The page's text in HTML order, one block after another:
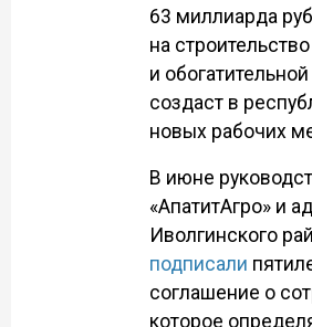
63 миллиарда
на
и
создаст в
новых рабочих
В июне
«АпатитАгро» и
Иволгинского
подписали
соглашение о
которое